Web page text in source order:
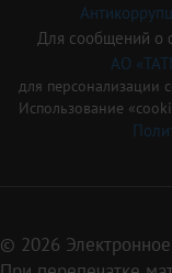
Для сообщений о
АО
для персонализации
Использование
© 2026 Электронное